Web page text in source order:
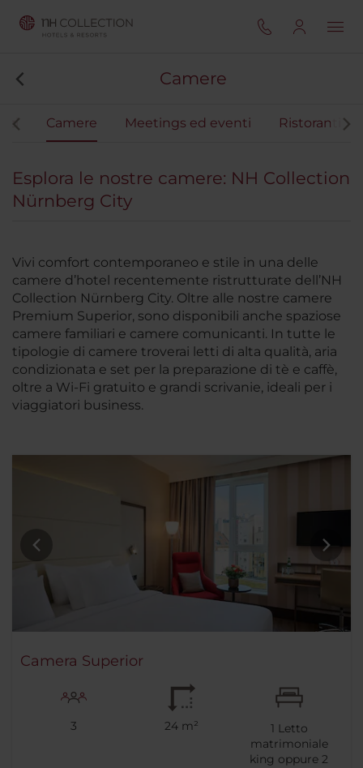
Camere
Camere Meetings ed eventi Ristoranti
Esplora le nostre camere: NH Collection
Nürnberg City
Vivi comfort contemporaneo e stile in una delle
camere d’hotel recentemente ristrutturate dell’NH
Collection Nürnberg City. Oltre alle nostre camere
Premium Superior, sono disponibili anche spaziose
camere familiari e camere comunicanti. In tutte le
tipologie di camere troverai letti di alta qualità, aria
condizionata e set per la preparazione di tè e caffè,
oltre a Wi-Fi gratuito e grandi scrivanie, ideali per i
viaggiatori business.
Camera Superior
3 24 m² 1 Letto
matrimoniale
king oppure2